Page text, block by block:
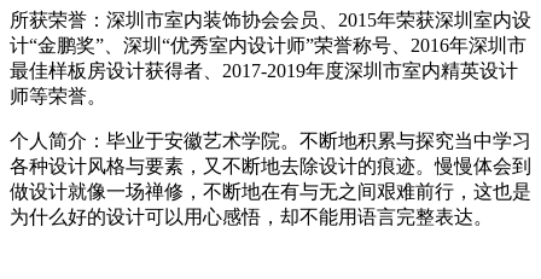
所获荣誉：深圳市室内装饰协会会员、2015年荣获深圳室内设
计“金鹏奖”、深圳“优秀室内设计师”荣誉称号、2016年深圳市
最佳样板房设计获得者、2017-2019年度深圳市室内精英设计
师等荣誉。
个人简介：毕业于安徽艺术学院。不断地积累与探究当中学习
各种设计风格与要素，又不断地去除设计的痕迹。慢慢体会到
做设计就像一场禅修，不断地在有与无之间艰难前行，这也是
为什么好的设计可以用心感悟，却不能用语言完整表达。